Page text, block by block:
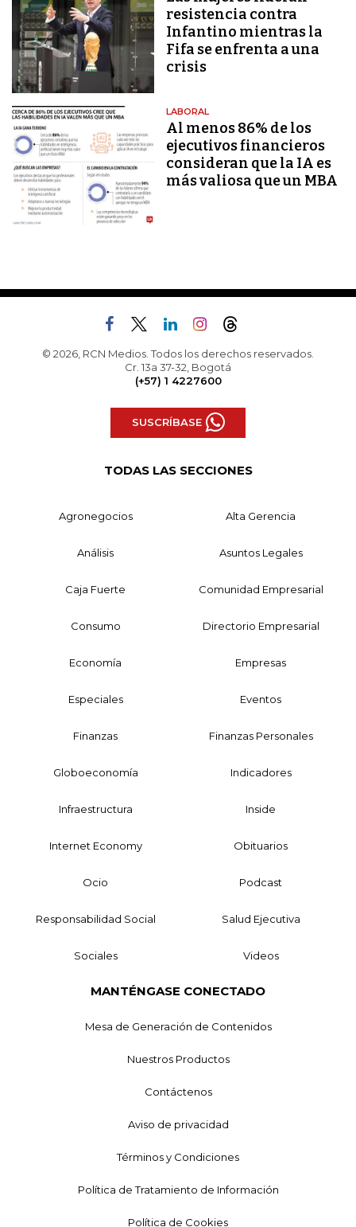
resistencia contra
Infantino mientras la
Fifa se enfrenta a una
crisis
LABORAL
Al menos 86% de los
ejecutivos financieros
consideran que la IA es
más valiosa que un MBA
© 2026, RCN Medios. Todos los derechos reservados.
Cr. 13a 37-32, Bogotá
(+57) 1 4227600
SUSCRÍBASE
TODAS LAS SECCIONES
Agronegocios Alta Gerencia
Análisis Asuntos Legales
Caja Fuerte Comunidad Empresarial
Consumo Directorio Empresarial
Economía Empresas
Especiales Eventos
Finanzas Finanzas Personales
Globoeconomía Indicadores
Infraestructura Inside
Internet Economy Obituarios
Ocio Podcast
Responsabilidad Social Salud Ejecutiva
Sociales Videos
MANTÉNGASE CONECTADO
Mesa de Generación de Contenidos
Nuestros Productos
Contáctenos
Aviso de privacidad
Términos y Condiciones
Política de Tratamiento de Información
Política de Cookies